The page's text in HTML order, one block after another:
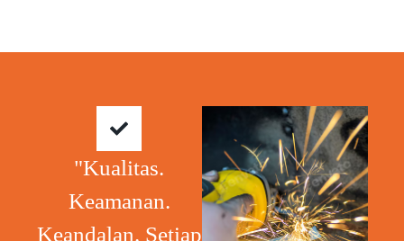
"Kualitas.
Keamanan.
Keandalan. Setiap